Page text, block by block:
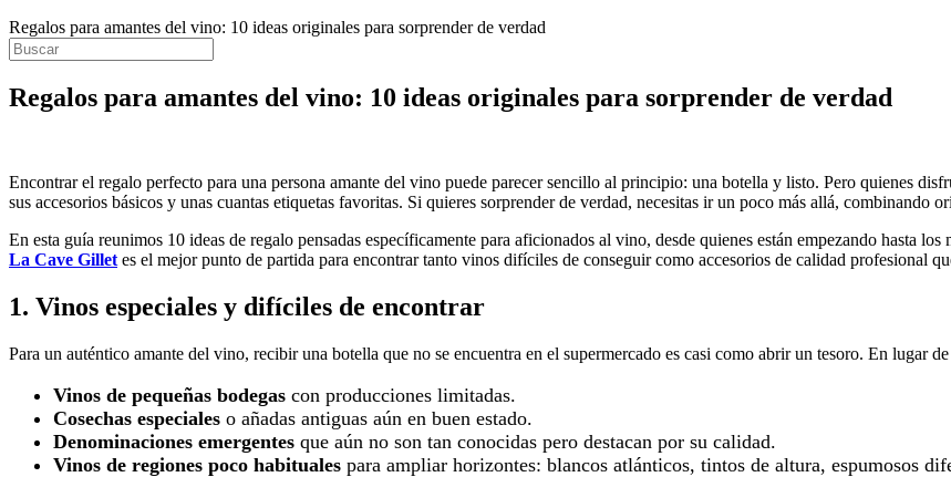
Regalos para amantes del vino: 10 ideas originales para sorprender de verdad
Regalos para amantes del vino: 10 ideas originales para sorprender de verdad
Encontrar el regalo perfecto para una persona amante del vino puede parecer sencillo al principio: una botella y listo. Pero quienes
sus accesorios básicos y unas cuantas etiquetas favoritas. Si quieres sorprender de verdad, necesitas ir un poco más allá,
En esta guía reunimos 10 ideas de regalo pensadas específicamente para aficionados al vino, desde quienes están empezando hasta
La Cave Gillet es el mejor punto de partida para encontrar tanto vinos difíciles de conseguir como accesorios de calidad profesional
1. Vinos especiales y difíciles de encontrar
Para un auténtico amante del vino, recibir una botella que no se encuentra en el supermercado es casi como abrir un tesoro. En lugar
Vinos de pequeñas bodegas con producciones limitadas.
Cosechas especiales o añadas antiguas aún en buen estado.
Denominaciones emergentes que aún no son tan conocidas pero destacan por su calidad.
Vinos de regiones poco habituales para ampliar horizontes: blancos atlánticos, tintos de altura, espumosos